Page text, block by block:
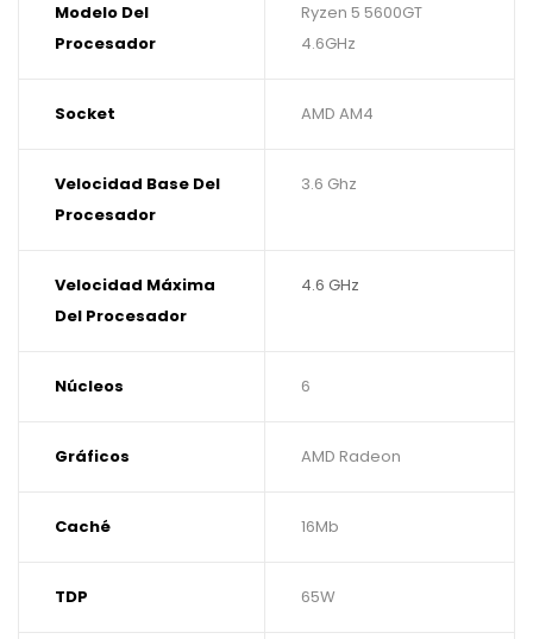
Modelo Del
Procesador
Ryzen 5 5600GT
4.6GHz
Socket AMD AM4
Velocidad Base Del
Procesador
3.6 Ghz
Velocidad Máxima
Del Procesador
4.6 GHz
Núcleos 6
Gráficos AMD Radeon
Caché 16Mb
TDP 65W